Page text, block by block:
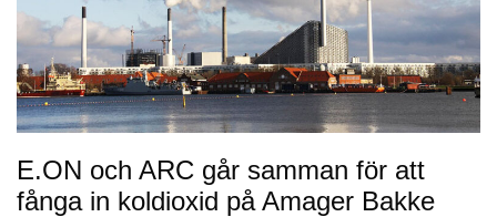
E.ON och ARC går samman för att
fånga in koldioxid på Amager Bakke